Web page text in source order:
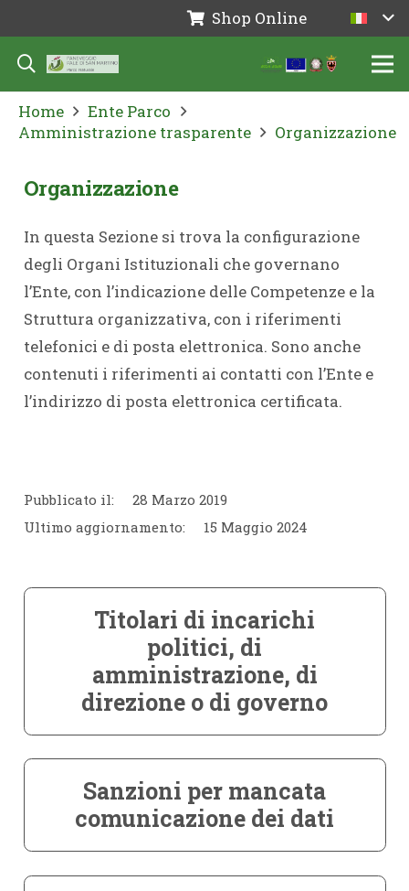
Shop Online
Home
Ente Parco
Amministrazione trasparente
Organizzazione
Organizzazione
In questa Sezione si trova la configurazione
degli Organi Istituzionali che governano
l’Ente, con l’indicazione delle Competenze e la
Struttura organizzativa, con i riferimenti
telefonici e di posta elettronica. Sono anche
contenuti i riferimenti ai contatti con l’Ente e
l’indirizzo di posta elettronica certificata.
Pubblicato il:
28 Marzo 2019
Ultimo aggiornamento:
15 Maggio 2024
Titolari di incarichi
politici, di
amministrazione, di
direzione o di governo
Sanzioni per mancata
comunicazione dei dati